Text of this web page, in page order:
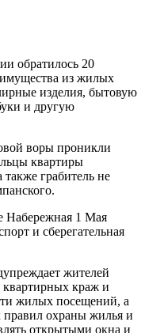
обратилось 20
имущества из жилых
изделия, бытовую
и другую
воры проникли
квартиры
грабитель не
Набережная 1 Мая
и сберегательная
жителей
квартирных краж и
жилых посещений, а
правил охраны жилья и
открытыми окна и